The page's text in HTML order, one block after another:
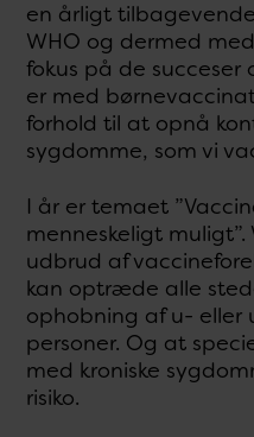
en årligt
WHO og dermed
fokus på de succeser
er med
forhold til at opnå
sygdomme, som vi
I år er temaet
menneskeligt
udbrud af
kan optræde alle
ophobning af u- eller
personer. Og at
med kroniske
risiko.